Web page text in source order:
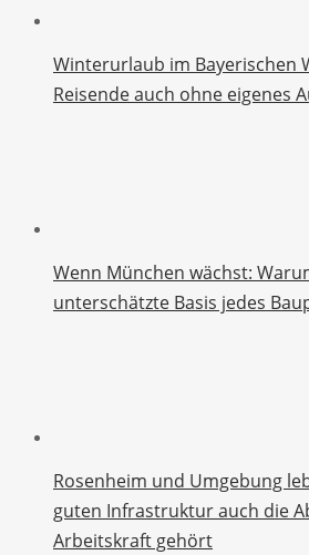
Winterurlaub im Bayerischen
Reisende auch ohne eigenes
Wenn München wächst:
unterschätzte Basis jedes
Rosenheim und Umgebung
guten Infrastruktur auch die
Arbeitskraft gehört